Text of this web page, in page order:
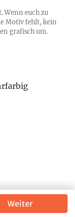
Weiter
Wenn euch zu
Motiv fehlt, kein
grafisch um.